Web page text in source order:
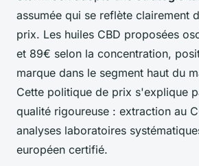
assumée qui se reflète clairement
prix. Les huiles CBD proposées
et 89€ selon la concentration,
marque dans le segment haut du
Cette politique de prix s'explique
qualité rigoureuse : extraction au
analyses laboratoires
européen certifié.